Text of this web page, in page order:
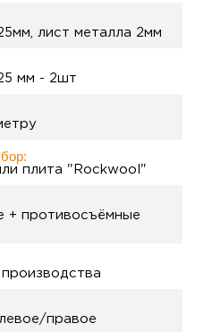
лист металла 2мм
мм - 2шт
плита "Rockwool"
+ противосъёмные
правое